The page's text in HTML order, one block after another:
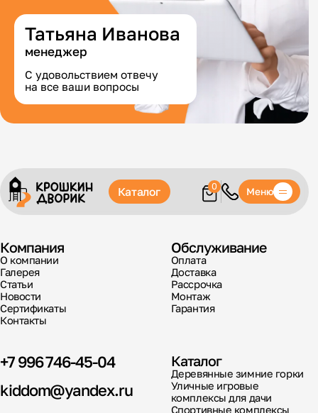
Татьяна Иванова
менеджер
С удовольствием отвечу
на все ваши вопросы
Каталог 0 Меню
+7 996 746-45-04
kiddom@yandex.ru
Компания
О компании
Галерея
Статьи
Новости
Сертификаты
Контакты
Обслуживание
Оплата
Доставка
Рассрочка
Монтаж
Гарантия
Каталог
Деревянные зимние горки
Уличные игровые
комплексы для дачи
Спортивные комплексы